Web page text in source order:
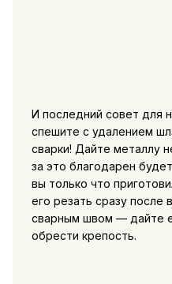
И последний совет для
спешите с удалением
сварки! Дайте металлу
за это благодарен
вы только что
его резать сразу после
сварным швом — дайте
обрести крепость.